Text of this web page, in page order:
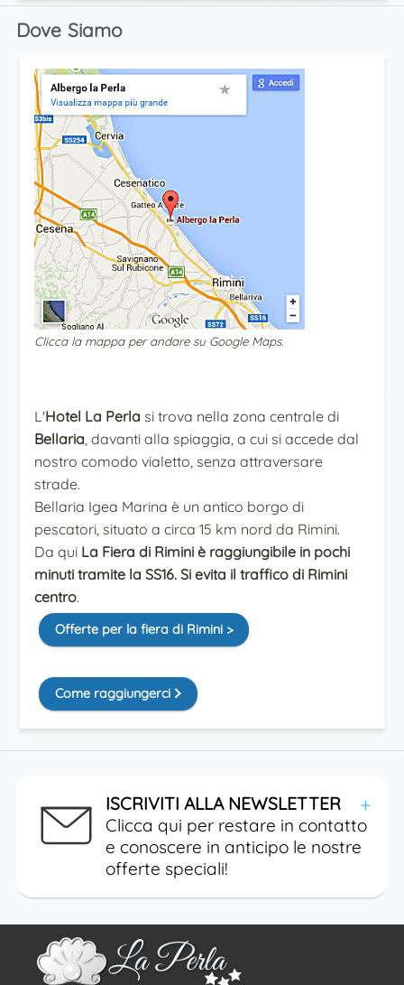
Dove Siamo
Clicca la mappa per andare su Google Maps.
L'Hotel La Perla si trova nella zona centrale di
Bellaria, davanti alla spiaggia, a cui si accede dal
nostro comodo vialetto, senza attraversare
strade.
Bellaria Igea Marina è un antico borgo di
pescatori, situato a circa 15 km nord da Rimini.
Da qui La Fiera di Rimini è raggiungibile in pochi
minuti tramite la SS16. Si evita il traffico di Rimini
centro.
Offerte per la fiera di Rimini >
Come raggiungerci
ISCRIVITI ALLA NEWSLETTER
Clicca qui per restare in contatto
e conoscere in anticipo le nostre
offerte speciali!